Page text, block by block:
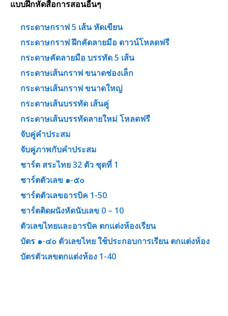
แบบฝึกหัดสื่อการสอนอื่นๆ
กระดาษกราฟ 5 เส้น หัดเขียน
กระดาษกราฟ ฝึกคัดลายมือ ดาวน์โหลดฟรี
กระดาษคัดลายมือ บรรทัด 5 เส้น
กระดาษเส้นกราฟ ขนาดช่องเล็ก
กระดาษเส้นกราฟ ขนาดใหญ่
กระดาษเส้นบรรทัด เส้นคู่
กระดาษเส้นบรรทัดลายใหม่ โหลดฟรี
จับคู่คำประสม
จับคู่ภาพกับคำประสม
ชาร์ต สระไทย 32 ตัว ชุดที่ 1
ชาร์ตตัวเลข ๑-๕๐
ชาร์ตตัวเลขอารบิค 1-50
ชาร์ตติดผนังหัดนับเลข 0 – 10
ตัวเลขไทยและอารบิค ตกแต่งห้องเรียน
บัตร ๑-๔๐ ตัวเลขไทย ใช้ประกอบการเรียน ตกแต่งห้อง
บัตรตัวเลขตกแต่งห้อง 1-40